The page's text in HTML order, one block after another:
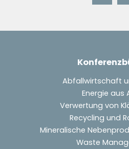
Abfallwirtschaft
Energie aus
Verwertung von
Recycling und
Mineralische
Waste